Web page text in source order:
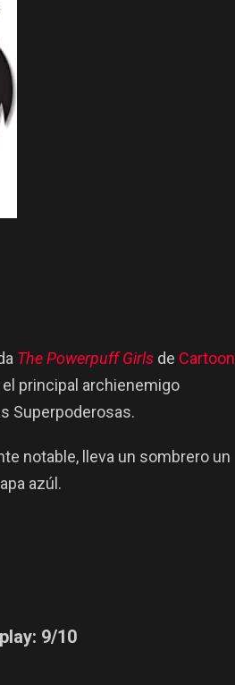
The Powerpuff Girls de Cartoon
principal archienemigo
Superpoderosas.
notable, lleva un sombrero un
azúl.
9/10